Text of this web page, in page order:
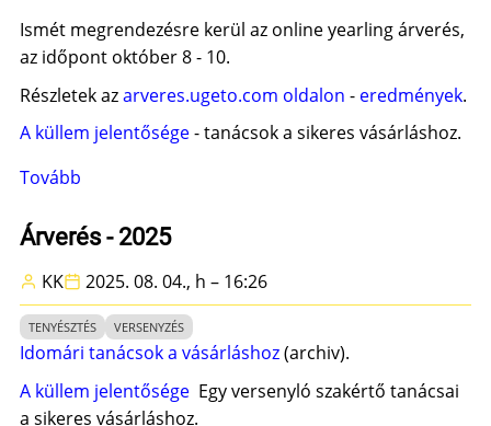
Ismét megrendezésre kerül az online yearling árverés,
az időpont október 8 - 10.
Részletek azarveres.ugeto.com oldalon - eredmények.
A küllem jelentősége- tanácsok a sikeres vásárláshoz.
Tovább
2025)
Árverés - 2025
KK 2025. 08. 04., h – 16:26
TENYÉSZTÉS VERSENYZÉS
Idomári tanácsok a vásárláshoz(archiv).
A küllem jelentősége Egy versenyló szakértő tanácsai
a sikeres vásárláshoz.